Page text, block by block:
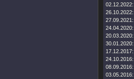
02.12.2022:
26.10.2022:
27.09.2021:
24.04.2020:
20.03.2020:
30.01.2020:
17.12.2017:
24.10.2016:
08.09.2016:
03.05.2016: